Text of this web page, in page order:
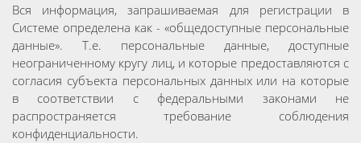
Вся информация, запрашиваемая для регистрации в
Системе определена как - «общедоступные персональные
данные». Т.е. персональные данные, доступные
неограниченному кругу лиц, и которые предоставляются с
согласия субъекта персональных данных или на которые
в соответствии с федеральными законами не
распространяется требование соблюдения
конфиденциальности.